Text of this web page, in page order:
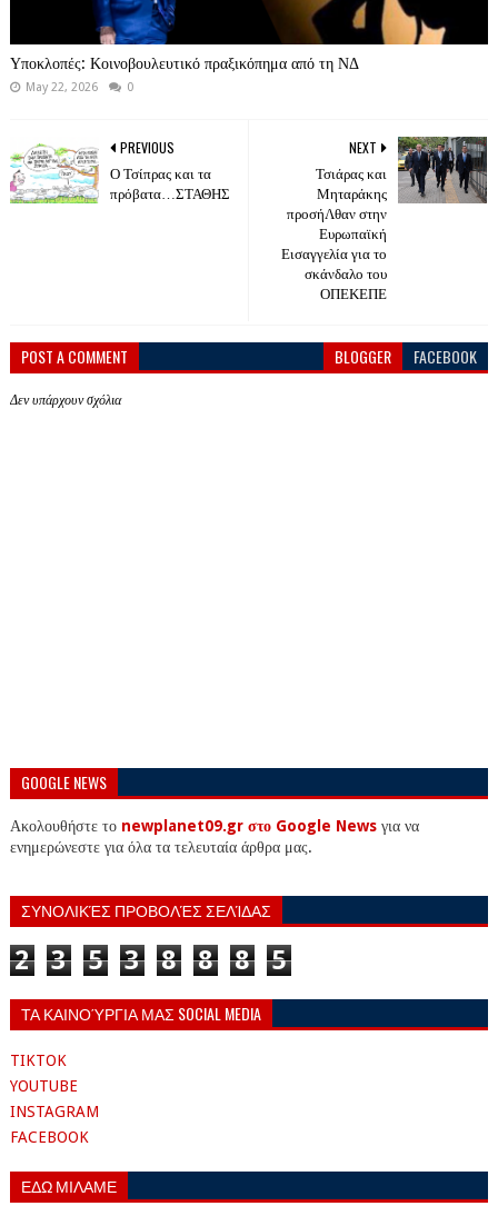
Υποκλοπές: Κοινοβουλευτικό πραξικόπημα από τη ΝΔ
May 22, 2026 0
NEXT
Τσιάρας και
Μηταράκης
προσήΛθαν στην
Ευρωπαϊκή
Εισαγγελία για το
σκάνδαλο του
ΟΠΕΚΕΠΕ
PREVIOUS
Ο Τσίπρας και τα
πρόβατα…ΣΤΑΘΗΣ
POST A COMMENT BLOGGER FACEBOOK
Δεν υπάρχουν σχόλια
GOOGLE NEWS
Ακολουθήστε το newplanet09.gr στο Google Newsγια να
ενημερώνεστε για όλα τα τελευταία άρθρα μας.
ΣΥΝΟΛΙΚΈΣ ΠΡΟΒΟΛΈΣ ΣΕΛΊΔΑΣ
2 3 5 3 8 8 8 5
ΤΑ ΚΑΙΝΟΎΡΓΙΑ ΜΑΣ SOCIAL MEDIA
TIKTOK
YOUTUBE
INSTAGRAM
FACEBOOK
ΕΔΩ ΜΙΛΑΜΕ